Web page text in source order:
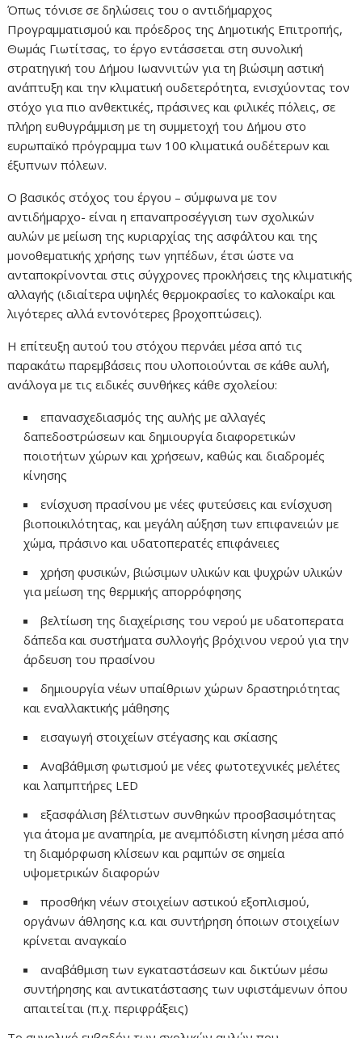
Όπως τόνισε σε δηλώσεις του ο αντιδήμαρχος
Προγραμματισμού και πρόεδρος της Δημοτικής Επιτροπής,
Θωμάς Γιωτίτσας, το έργο εντάσσεται στη συνολική
στρατηγική του Δήμου Ιωαννιτών για τη βιώσιμη αστική
ανάπτυξη και την κλιματική ουδετερότητα, ενισχύοντας τον
στόχο για πιο ανθεκτικές, πράσινες και φιλικές πόλεις, σε
πλήρη ευθυγράμμιση με τη συμμετοχή του Δήμου στο
ευρωπαϊκό πρόγραμμα των 100 κλιματικά ουδέτερων και
έξυπνων πόλεων.
O βασικός στόχος του έργου – σύμφωνα με τον
αντιδήμαρχο- είναι η επαναπροσέγγιση των σχολικών
αυλών με μείωση της κυριαρχίας της ασφάλτου και της
μονοθεματικής χρήσης των γηπέδων, έτσι ώστε να
ανταποκρίνονται στις σύγχρονες προκλήσεις της κλιματικής
αλλαγής (ιδιαίτερα υψηλές θερμοκρασίες το καλοκαίρι και
λιγότερες αλλά εντονότερες βροχοπτώσεις).
Η επίτευξη αυτού του στόχου περνάει μέσα από τις
παρακάτω παρεμβάσεις που υλοποιούνται σε κάθε αυλή,
ανάλογα με τις ειδικές συνθήκες κάθε σχολείου:
επανασχεδιασμός της αυλής με αλλαγές
δαπεδοστρώσεων και δημιουργία διαφορετικών
ποιοτήτων χώρων και χρήσεων, καθώς και διαδρομές
κίνησης
ενίσχυση πρασίνου με νέες φυτεύσεις και ενίσχυση
βιοποικιλότητας, και μεγάλη αύξηση των επιφανειών με
χώμα, πράσινο και υδατοπερατές επιφάνειες
χρήση φυσικών, βιώσιμων υλικών και ψυχρών υλικών
για μείωση της θερμικής απορρόφησης
βελτίωση της διαχείρισης του νερού με υδατοπερατα
δάπεδα και συστήματα συλλογής βρόχινου νερού για την
άρδευση του πρασίνου
δημιουργία νέων υπαίθριων χώρων δραστηριότητας
και εναλλακτικής μάθησης
εισαγωγή στοιχείων στέγασης και σκίασης
Αναβάθμιση φωτισμού με νέες φωτοτεχνικές μελέτες
και λαπμπτήρες LED
εξασφάλιση βέλτιστων συνθηκών προσβασιμότητας
για άτομα με αναπηρία, με ανεμπόδιστη κίνηση μέσα από
τη διαμόρφωση κλίσεων και ραμπών σε σημεία
υψομετρικών διαφορών
προσθήκη νέων στοιχείων αστικού εξοπλισμού,
οργάνων άθλησης κ.α. και συντήρηση όποιων στοιχείων
κρίνεται αναγκαίο
αναβάθμιση των εγκαταστάσεων και δικτύων μέσω
συντήρησης και αντικατάστασης των υφιστάμενων όπου
απαιτείται (π.χ. περιφράξεις)